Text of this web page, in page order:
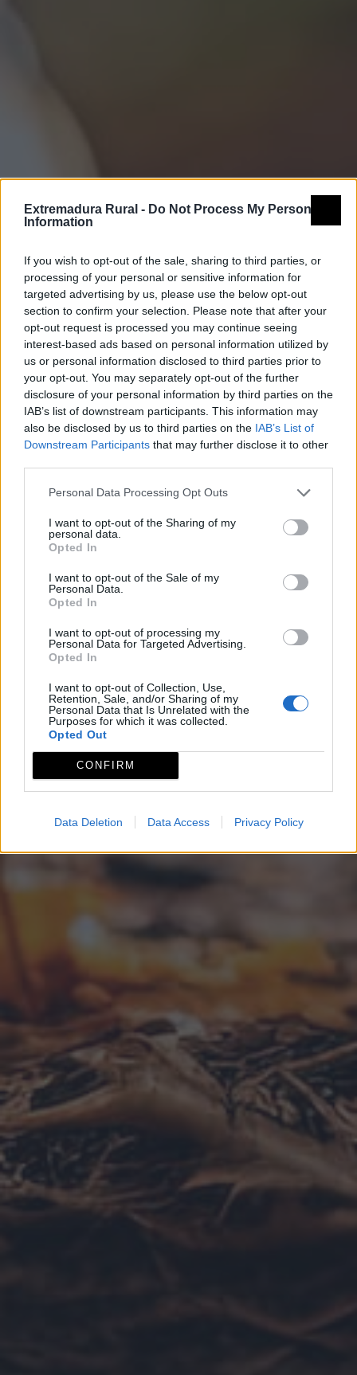
Extremadura Rural - Do Not Process My Personal
Information
If you wish to opt-out of the sale, sharing to third parties, or
processing of your personal or sensitive information for
targeted advertising by us, please use the below opt-out
section to confirm your selection. Please note that after your
opt-out request is processed you may continue seeing
interest-based ads based on personal information utilized by
us or personal information disclosed to third parties prior to
your opt-out. You may separately opt-out of the further
disclosure of your personal information by third parties on the
IAB’s list of downstream participants. This information may
also be disclosed by us to third parties on the IAB’s List of
Downstream Participants that may further disclose it to other
Personal Data Processing Opt Outs
I want to opt-out of the Sharing of my
personal data.
Opted In
I want to opt-out of the Sale of my
Personal Data.
Opted In
I want to opt-out of processing my
Personal Data for Targeted Advertising.
Opted In
I want to opt-out of Collection, Use,
Retention, Sale, and/or Sharing of my
Personal Data that Is Unrelated with the
Purposes for which it was collected.
Opted Out
CONFIRM
Data Deletion Data Access Privacy Policy